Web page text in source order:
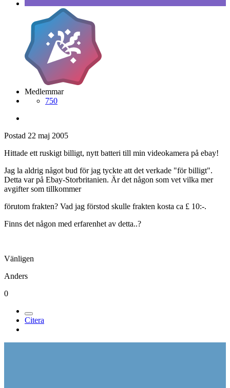
Medlemmar
750
Postad 22 maj 2005
Hittade ett ruskigt billigt, nytt batteri till min videokamera på ebay!
Jag la aldrig något bud för jag tyckte att det verkade "för billigt".
Detta var på Ebay-Storbritanien. Är det någon som vet vilka mer
avgifter som tillkommer
förutom frakten? Vad jag förstod skulle frakten kosta ca £ 10:-.
Finns det någon med erfarenhet av detta..?
Vänligen
Anders
0
Citera